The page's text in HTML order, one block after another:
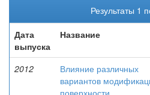
Результаты 1
Дата
выпуска
Название
2012
Влияние различных
вариантов
поверхности